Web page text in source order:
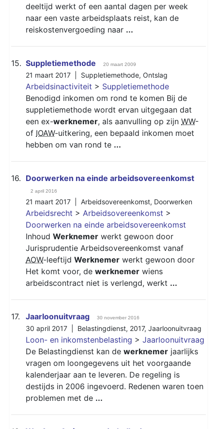
deeltijd werkt of een aantal dagen per week
naar een vaste arbeidsplaats reist, kan de
reiskostenvergoeding naar ...
15. Suppletiemethode 20 maart 2009
21 maart 2017 | Suppletiemethode, Ontslag
Arbeidsinactiviteit > Suppletiemethode
Benodigd inkomen om rond te komen Bij de
suppletiemethode wordt ervan uitgegaan dat
een ex-werknemer, als aanvulling op zijn WW-
of IOAW-uitkering, een bepaald inkomen moet
hebben om van rond te ...
16. Doorwerken na einde arbeidsovereenkomst
2 april 2016
21 maart 2017 | Arbeidsovereenkomst, Doorwerken
Arbeidsrecht > Arbeidsovereenkomst >
Doorwerken na einde arbeidsovereenkomst
Inhoud Werknemer werkt gewoon door
Jurisprudentie Arbeidsovereenkomst vanaf
AOW-leeftijd Werknemer werkt gewoon door
Het komt voor, de werknemer wiens
arbeidscontract niet is verlengd, werkt ...
17. Jaarloonuitvraag 30 november 2016
30 april 2017 | Belastingdienst, 2017, Jaarloonuitvraag
Loon- en inkomstenbelasting > Jaarloonuitvraag
De Belastingdienst kan de werknemer jaarlijks
vragen om loongegevens uit het voorgaande
kalenderjaar aan te leveren. De regeling is
destijds in 2006 ingevoerd. Redenen waren toen
problemen met de ...